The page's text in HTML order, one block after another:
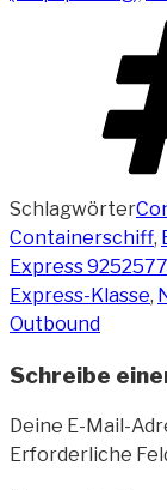
Schlagwörter
Containerschiff,
Express 9252577
Express-Klasse,
Outbound
Schreibe
Deine E-Mail-
Erforderliche